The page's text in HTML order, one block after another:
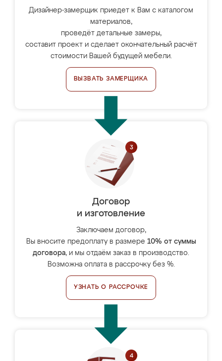
Дизайнер-замерщик приедет к Вам с каталогом
материалов,
проведёт детальные замеры,
составит проект и сделает окончательный расчёт
стоимости Вашей будущей мебели.
ВЫЗВАТЬ ЗАМЕРЩИКА
Договор
и изготовление
Заключаем договор,
Вы вносите предоплату в размере 10% от суммы
договора, и мы отдаём заказ в производство.
Возможна оплата в рассрочку без %.
УЗНАТЬ О РАССРОЧКЕ